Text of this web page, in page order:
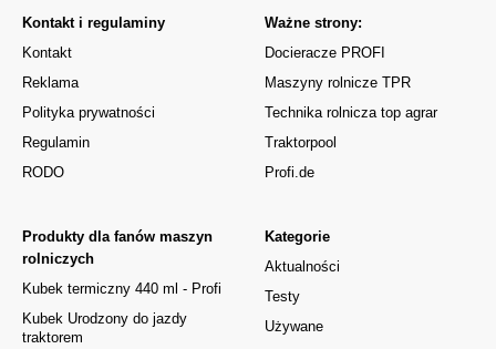
Kontakt i regulaminy
Kontakt
Reklama
Polityka prywatności
Regulamin
RODO
Kategorie
Aktualności
Testy
Używane
Produkty dla fanów maszyn
rolniczych
Kubek termiczny 440 ml - Profi
Kubek Urodzony do jazdy
traktorem
Ważne strony:
Docieracze PROFI
Maszyny rolnicze TPR
Technika rolnicza top agrar
Traktorpool
Profi.de